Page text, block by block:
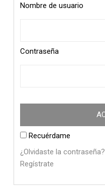
Nombre de usuario
Contraseña
Recuérdame
¿Olvidaste la contraseña?
Regístrate